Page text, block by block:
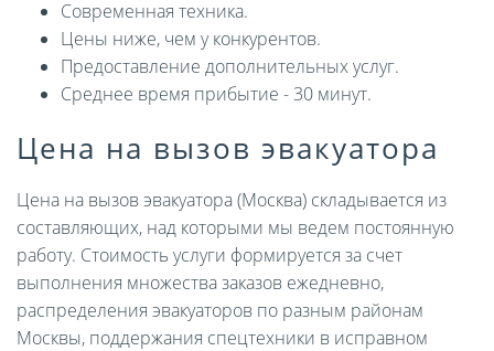
Современная техника.
Цены ниже, чем у конкурентов.
Предоставление дополнительных услуг.
Среднее время прибытие - 30 минут.
Цена на вызов эвакуатора
Цена на вызов эвакуатора (Москва) складывается из
составляющих, над которыми мы ведем постоянную
работу. Стоимость услуги формируется за счет
выполнения множества заказов ежедневно,
распределения эвакуаторов по разным районам
Москвы, поддержания спецтехники в исправном